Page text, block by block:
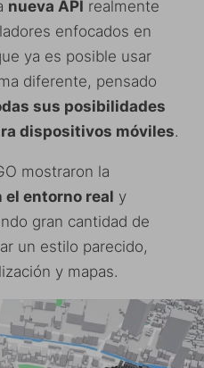
nueva API realmente
enfocados en
ya es posible usar
diferente, pensado
sus posibilidades
dispositivos móviles.
mostraron la
el entorno real y
gran cantidad de
un estilo parecido,
y mapas.